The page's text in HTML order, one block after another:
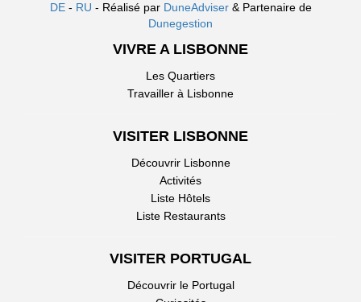
DE- RU - Réalisé par DuneAdviser & Partenaire de
Dunegestion
VIVRE A LISBONNE
Les Quartiers
Travailler à Lisbonne
VISITER LISBONNE
Découvrir Lisbonne
Activités
Liste Hôtels
Liste Restaurants
VISITER PORTUGAL
Découvrir le Portugal